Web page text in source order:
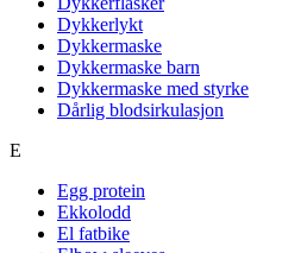
Dykkerlykt
Dykkermaske
Dykkermaske barn
Dykkermaske med styrke
Dårlig blodsirkulasjon
E
Egg protein
Ekkolodd
El fatbike